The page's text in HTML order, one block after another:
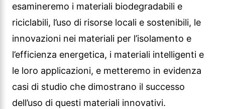
esamineremo i materiali biodegradabili e
riciclabili, l’uso di risorse locali e sostenibili, le
innovazioni nei materiali per l’isolamento e
l’efficienza energetica, i materiali intelligenti e
le loro applicazioni, e metteremo in evidenza
casi di studio che dimostrano il successo
dell’uso di questi materiali innovativi.